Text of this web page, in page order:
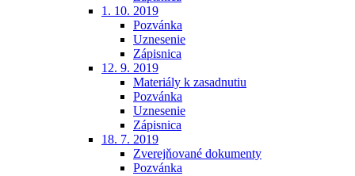
1. 10. 2019
Pozvánka
Uznesenie
Zápisnica
12. 9. 2019
Materiály k zasadnutiu
Pozvánka
Uznesenie
Zápisnica
18. 7. 2019
Zverejňované dokumenty
Pozvánka